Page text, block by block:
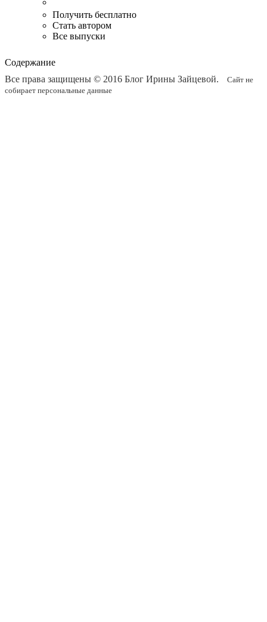
Получить бесплатно
Стать автором
Все выпуски
Содержание
Все права защищены © 2016 Блог Ирины Зайцевой.
Сайт не
собирает персональные данные